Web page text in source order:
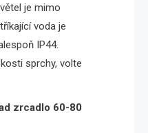
je mimo
voda je
IP44.
sprchy, volte
zrcadlo 60-80